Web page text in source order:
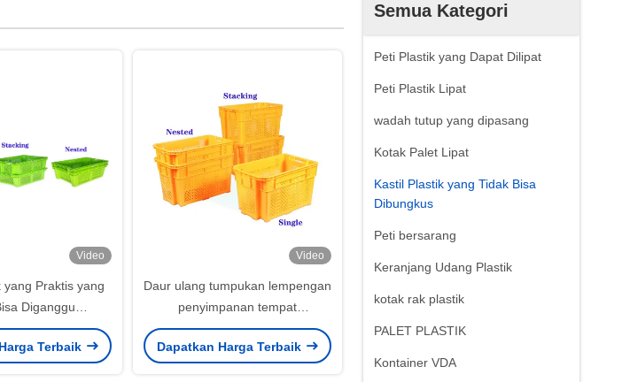
Semua Kategori
Peti Plastik yang Dapat Dilipat
Peti Plastik Lipat
wadah tutup yang dipasang
Kotak Palet Lipat
Kastil Plastik yang Tidak Bisa
Dibungkus
Peti bersarang
Keranjang Udang Plastik
kotak rak plastik
PALET PLASTIK
Kontainer VDA
Video
yang Praktis yang
Diganggu
Dan Transportasi
yang Bisa
Terbaik
Video
Daur ulang tumpukan lempengan
penyimpanan tempat
penyimpanan makanan Buah-
buahan Sayuran Industri berat
Dapatkan Harga Terbaik